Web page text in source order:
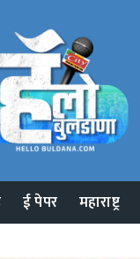
ई पेपर महाराष्ट्र